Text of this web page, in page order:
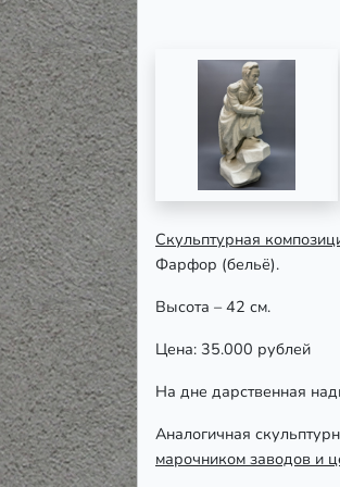
Скульптурная
Фарфор (бельё).
Высота – 42 см.
Цена: 35.000 рублей
На дне дарственная
Аналогичная
марочником заводов и